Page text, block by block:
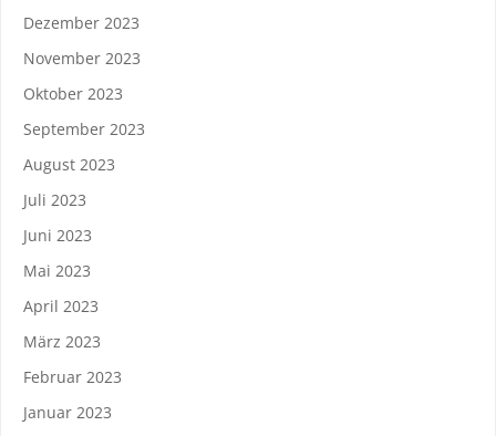
Dezember 2023
November 2023
Oktober 2023
September 2023
August 2023
Juli 2023
Juni 2023
Mai 2023
April 2023
März 2023
Februar 2023
Januar 2023